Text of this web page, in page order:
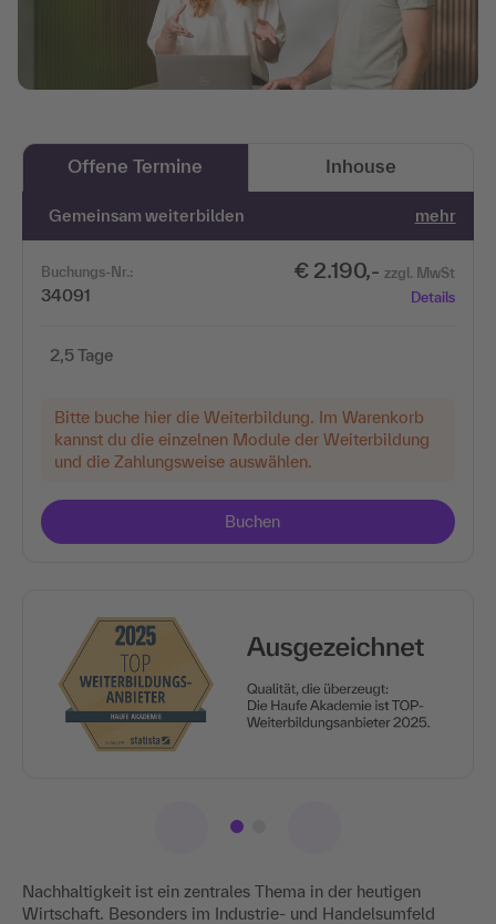
Nachhaltigkeit ist ein zentrales Thema in der heutigen
Wirtschaft. Besonders im Industrie- und Handelsumfeld
Offene Termine Inhouse
Gemeinsam weiterbilden mehr
Buchungs-Nr.:
34091
€ 2.190,- zzgl. MwSt
Details
2,5 Tage
Bitte buche hier die Weiterbildung. Im Warenkorb
kannst du die einzelnen Module der Weiterbildung
und die Zahlungsweise auswählen.